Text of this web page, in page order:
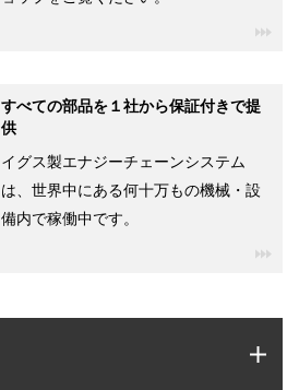
すべての部品を１社から保証付きで提
供
イグス製エナジーチェーンシステム
は、世界中にある何十万もの機械・設
備内で稼働中です。